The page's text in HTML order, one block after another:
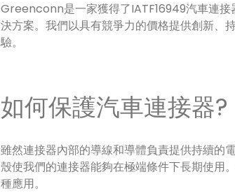
Greenconn是一家獲得了IATF16949汽車連接
決方案。我們以具有競爭力的價格提供創新、
驗。
如何保護汽車連接器?
雖然連接器內部的導線和導體負責提供持續
殼使我們的連接器能夠在極端條件下長期使用
種應用。